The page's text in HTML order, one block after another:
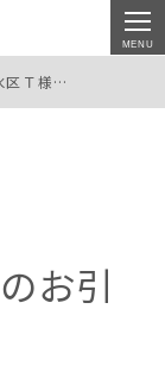
のお引渡し
お引